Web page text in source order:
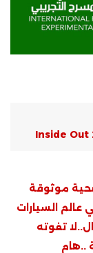
موثوقة
عالم السيارات
تفوته
..هام